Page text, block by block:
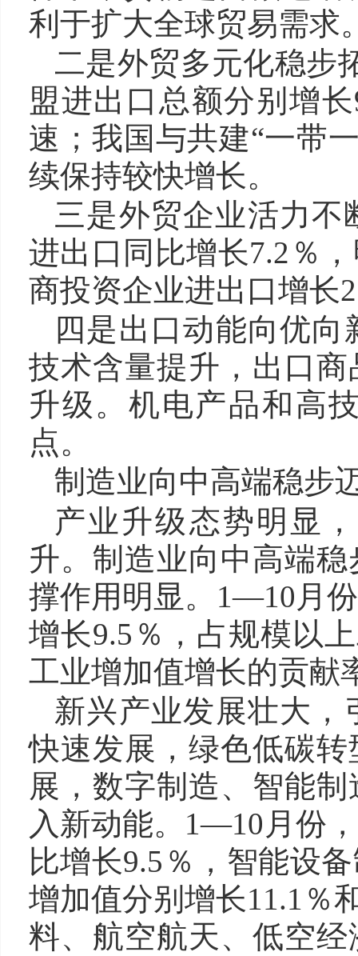
利于扩大全球贸易需求
二是外贸多元化稳步
盟进出口总额分别增
速；我国与共建“一带
续保持较快增长。
三是外贸企业活力不
进出口同比增长7.2％
商投资企业进出口增长
四是出口动能向优
技术含量提升，出口
升级。机电产品和高
点。
制造业向中高端稳步
产业升级态势明显
升。制造业向中高端
撑作用明显。1—10月
增长9.5％，占规模以
工业增加值增长的贡献
新兴产业发展壮大
快速发展，绿色低碳
展，数字制造、智能
入新动能。1—10月份
比增长9.5％，智能设
增加值分别增长11.1％
料、航空航天、低空